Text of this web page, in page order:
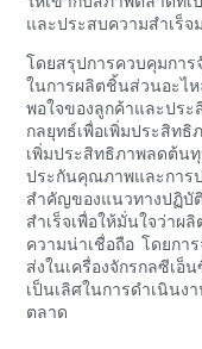
และประสบความสำเร็
โดยสรุปการควบคุมกา
ในการผลิตชิ้นส่วนอะไ
พอใจของลูกค้าและป
กลยุทธ์เพื่อเพิ่มประสิท
เพิ่มประสิทธิภาพลดต้
ประกันคุณภาพและการป
สำคัญของแนวทางปฏิบั
สำเร็จเพื่อให้มั่นใจว่า
ความน่าเชื่อถือ โดยกา
ส่งในเครื่องจักรกลซีเ
เป็นเลิศในการดำเนินง
ตลาด